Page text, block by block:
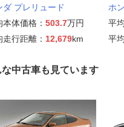
ダ プレリュード
本体価格： 503.7万円
走行距離： 12,679km
ホ
平
平
中古車も見ています